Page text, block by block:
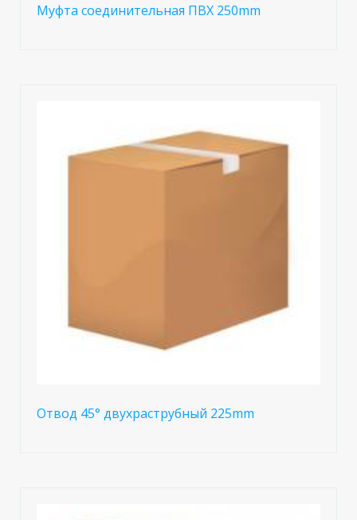
Муфта соединительная ПВХ 250mm
Отвод 45° двухраструбный 225mm